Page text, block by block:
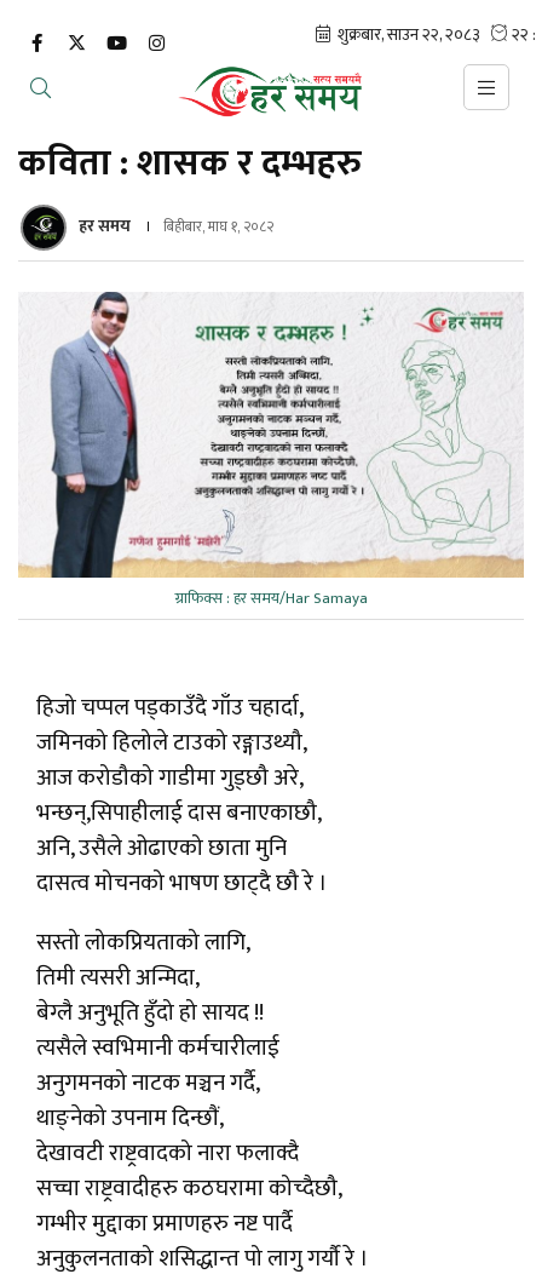
कविता : शासक र दम्भहरु
हर समय बिहीबार, माघ १, २०८२
ग्राफिक्स : हर समय/Har Samaya
हिजो चप्पल पड्काउँदै गाँउ चहार्दा,
जमिनको हिलोले टाउको रङ्गाउथ्यौ,
आज करोडौको गाडीमा गुड्छौ अरे,
भन्छन्,सिपाहीलाई दास बनाएकाछौ,
अनि, उसैले ओढाएको छाता मुनि
दासत्व मोचनको भाषण छाट्दै छौ रे ।
सस्तो लोकप्रियताको लागि,
तिमी त्यसरी अन्मिदा,
बेग्लै अनुभूति हुँदो हो सायद !!
त्यसैले स्वभिमानी कर्मचारीलाई
अनुगमनको नाटक मञ्चन गर्दै,
थाङ्नेको उपनाम दिन्छाैं,
देखावटी राष्ट्रवादको नारा फलाक्दै
सच्चा राष्ट्रवादीहरु कठघरामा कोच्दैछौ,
गम्भीर मुद्दाका प्रमाणहरु नष्ट पार्दै
अनुकुलनताको शसिद्धान्त पो लागु गर्यौ रे ।